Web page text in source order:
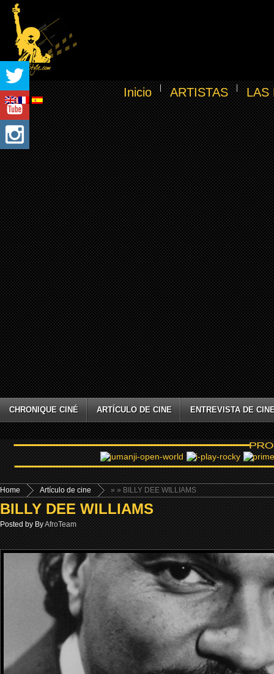
Inicio ARTISTAS LAS
CHRONIQUE CINÉ ARTÍCULO DE CINE ENTREVISTA DE
Home »
Artículo de cine » BILLY DEE WILLIAMS
BILLY DEE WILLIAMS
Posted by ByAfroTeam